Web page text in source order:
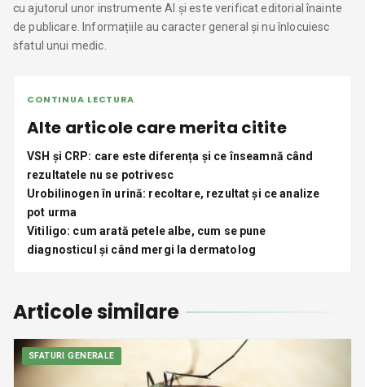
cu ajutorul unor instrumente AI și este verificat editorial înainte
de publicare. Informațiile au caracter general și nu înlocuiesc
sfatul unui medic.
CONTINUA LECTURA
Alte articole care merita citite
VSH și CRP: care este diferența și ce înseamnă când
rezultatele nu se potrivesc
Urobilinogen în urină: recoltare, rezultat și ce analize
pot urma
Vitiligo: cum arată petele albe, cum se pune
diagnosticul și când mergi la dermatolog
Articole similare
SFATURI GENERALE